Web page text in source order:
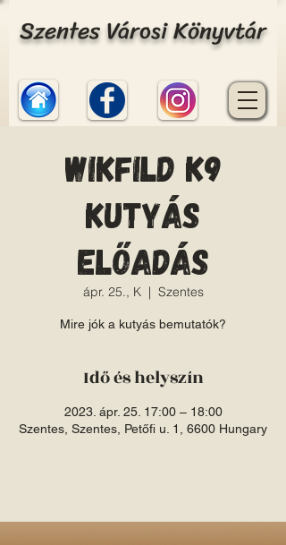
Szentes Városi Könyvtár
Wikfild K9
Kutyás
előadás
ápr. 25., K
  |
Szentes
Mire jók a kutyás bemutatók?
Idő és helyszín
2023. ápr. 25. 17:00 – 18:00
Szentes, Szentes, Petőfi u. 1, 6600 Hungary